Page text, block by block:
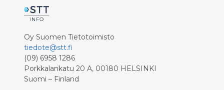
Oy Suomen Tietotoimisto
tiedote@stt.fi
(09) 6958 1286
Porkkalankatu 20 A, 00180 HELSINKI
Suomi – Finland